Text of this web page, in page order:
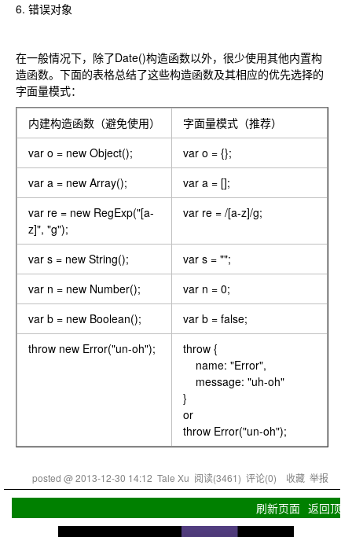
6. 错误对象
在一般情况下，除了Date()构造函数以外，很少使用其他内置构
造函数。下面的表格总结了这些构造函数及其相应的优先选择的
字面量模式：
内建构造函数（避免使用）
字面量模式（推荐）
var o = new Object();
var o = {};
var a = new Array();
var a = [];
var re = new RegExp("[a-
z]", "g");
var re = /[a-z]/g;
var s = new String();
var s = "";
var n = new Number();
var n = 0;
var b = new Boolean();
var b = false;
throw new Error("un-oh");
throw {
name: "Error",
message: "uh-oh"
}
or
throw Error("un-oh");
posted @2013-12-30 14:12 Tale Xu 阅读(3461) 评论(0) 收藏 举报
刷新页面 返回顶部